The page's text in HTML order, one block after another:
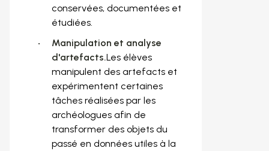
conservées, documentées et
étudiées.
Manipulation et analyse
d'artefacts.Les élèves
manipulent des artefacts et
expérimentent certaines
tâches réalisées par les
archéologues afin de
transformer des objets du
passé en données utiles à la